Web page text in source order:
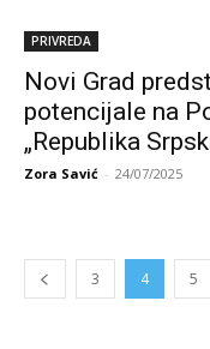
PRIVREDA
Novi Grad
potencijale na
„Republika
Zora Savić - 24/07/2025
3 4 5